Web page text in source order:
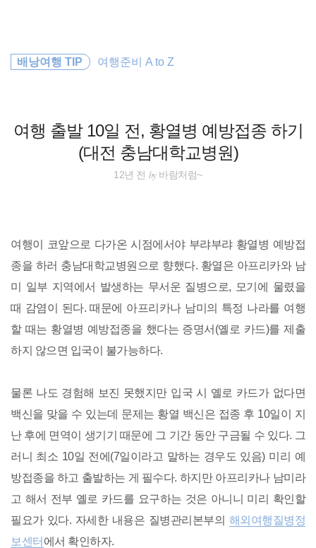
로
여행 출발 10일 전, 황열병 예방접종 하기
(대전 충남대학교병원)
배낭여행 TIP 여행준비 A to Z
12년 전 by바람처럼~
여행이 코앞으로 다가온 시점에서야 부랴부랴 황열병 예방접
종을 하러 충남대학교병원으로 향했다. 황열은 아프리카와 남
미 일부 지역에서 발생하는 무서운 질병으로, 모기에 물렸을
때 감염이 된다. 때문에 아프리카나 남미의 특정 나라를 여행
할 때는 황열병 예방접종을 했다는 증명서(옐로 카드)를 제출
하지 않으면 입국이 불가능하다.
물론 나도 경험해 보진 못했지만 입국 시 옐로 카드가 없다면
백신을 맞을 수 있는데 문제는 황열 백신은 접종 후 10일이 지
난 후에 면역이 생기기 때문에 그 기간 동안 구금될 수 있다. 그
러니 최소 10일 전에(7일이라고 말하는 경우도 있음) 미리 예
방접종을 하고 출발하는 게 필수다. 하지만 아프리카나 남미라
고 해서 전부 옐로 카드를 요구하는 것은 아니니 미리 확인할
필요가 있다. 자세한 내용은 질병관리본부의 해외여행질병정
보센터 에서 확인하자.
세계일주
동남아
워킹홀리데이